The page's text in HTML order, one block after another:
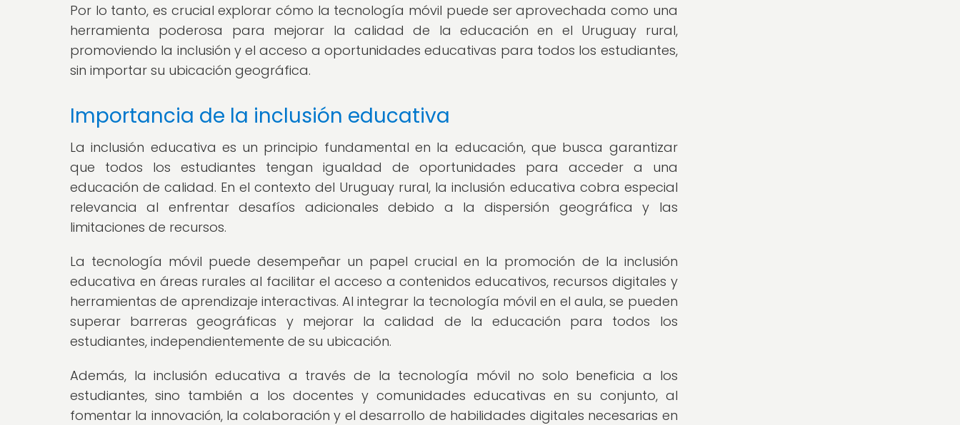
Por lo tanto, es crucial explorar cómo la tecnología móvil puede ser aprovechada como una
herramienta poderosa para mejorar la calidad de la educación en el Uruguay rural,
promoviendo la inclusión y el acceso a oportunidades educativas para todos los estudiantes,
sin importar su ubicación geográfica.
Importancia de la inclusión educativa
La inclusión educativa es un principio fundamental en la educación, que busca garantizar
que todos los estudiantes tengan igualdad de oportunidades para acceder a una
educación de calidad. En el contexto del Uruguay rural, la inclusión educativa cobra especial
relevancia al enfrentar desafíos adicionales debido a la dispersión geográfica y las
limitaciones de recursos.
La tecnología móvil puede desempeñar un papel crucial en la promoción de la inclusión
educativa en áreas rurales al facilitar el acceso a contenidos educativos, recursos digitales y
herramientas de aprendizaje interactivas. Al integrar la tecnología móvil en el aula, se pueden
superar barreras geográficas y mejorar la calidad de la educación para todos los
estudiantes, independientemente de su ubicación.
Además, la inclusión educativa a través de la tecnología móvil no solo beneficia a los
estudiantes, sino también a los docentes y comunidades educativas en su conjunto, al
fomentar la innovación, la colaboración y el desarrollo de habilidades digitales necesarias en